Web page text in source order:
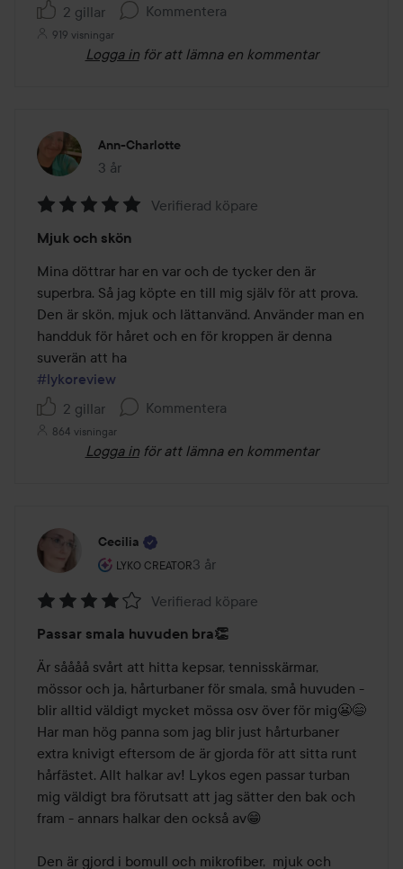
2 gillar
Kommentera
919 visningar
Logga in för att lämna en kommentar
Ann-Charlotte
3 år
Inlägget skapades 3 år
5
av
5
Verifierad köpare
Mjuk och skön
Mina döttrar har en var och de tycker den är
superbra. Så jag köpte en till mig själv för att prova.
Den är skön, mjuk och lättanvänd. Använder man en
handduk för håret och en för kroppen är denna
#lykoreview
2 gillar
Kommentera
864 visningar
Logga in för att lämna en kommentar
Cecilia
LYKO CREATOR
Användarens roll: Lyko Creator.
3 år
Inlägget skapades 3 år
4
av
5
Verifierad köpare
Passar smala huvuden bra👏
Är såååå svårt att hitta kepsar, tennisskärmar,
mössor och ja, hårturbaner för smala, små huvuden -
blir alltid väldigt mycket mössa osv över för mig😬😄
Har man hög panna som jag blir just hårturbaner
extra knivigt eftersom de är gjorda för att sitta runt
hårfästet. Allt halkar av! Lykos egen passar turban
mig väldigt bra förutsatt att jag sätter den bak och
fram - annars halkar den också av😁
Den är gjord i bomull och mikrofiber,  mjuk och